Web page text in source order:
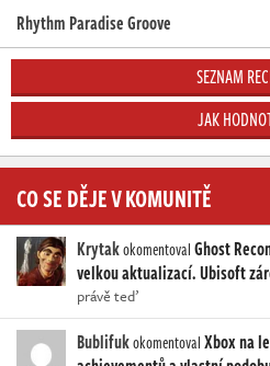
Rhythm Paradise Groove
SEZNAM
JAK
CO SE DĚJE V KOMUNITĚ
KrytakokomentovalGhost
velkou aktualizací. Ubisoft
právě teď
BublifukokomentovalXbox na